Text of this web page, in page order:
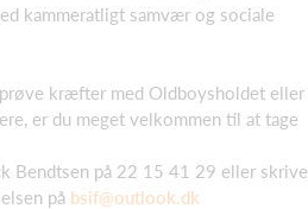
kammeratligt samvær og sociale
kræfter med Oldboysholdet eller
er du meget velkommen til at tage
Bendtsen på 22 15 41 29 eller skrive
på bsif@outlook.dk